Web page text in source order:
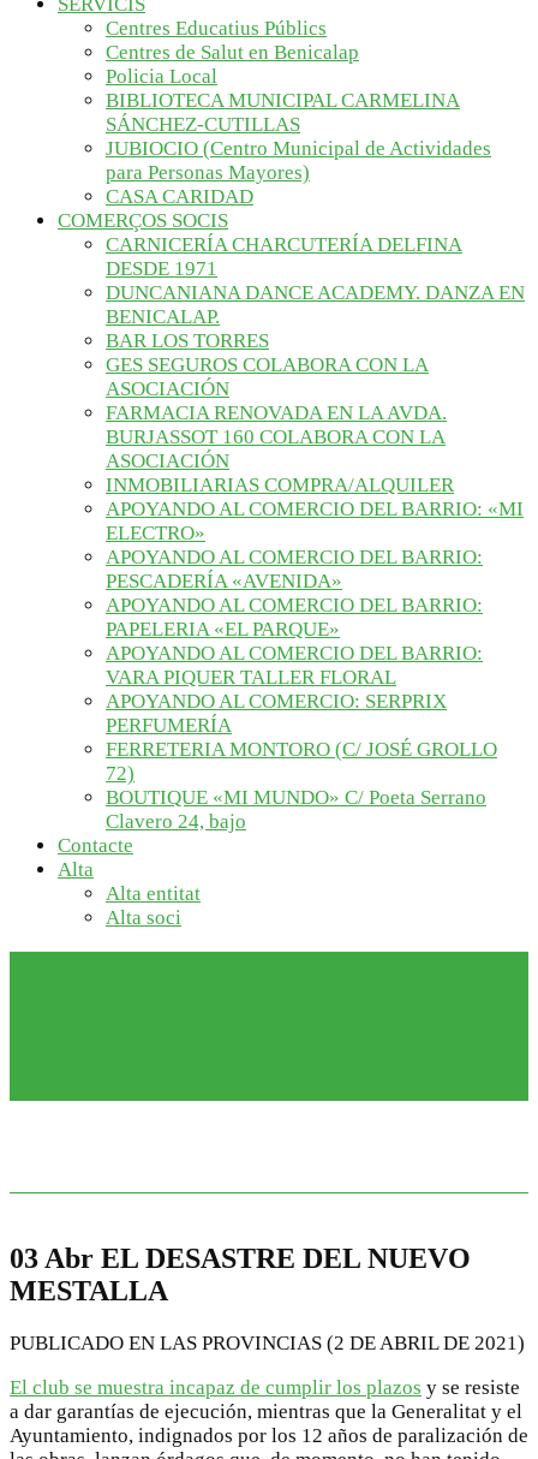
Centres Educatius Públics
Centres de Salut en Benicalap
Policia Local
BIBLIOTECA MUNICIPAL CARMELINA
SÁNCHEZ-CUTILLAS
JUBIOCIO (Centro Municipal de Actividades
para Personas Mayores)
CASA CARIDAD
COMERÇOS SOCIS
CARNICERÍA CHARCUTERÍA DELFINA
DESDE 1971
DUNCANIANA DANCE ACADEMY. DANZA EN
BENICALAP.
BAR LOS TORRES
GES SEGUROS COLABORA CON LA
ASOCIACIÓN
FARMACIA RENOVADA EN LA AVDA.
BURJASSOT 160 COLABORA CON LA
ASOCIACIÓN
INMOBILIARIAS COMPRA/ALQUILER
APOYANDO AL COMERCIO DEL BARRIO: «MI
ELECTRO»
APOYANDO AL COMERCIO DEL BARRIO:
PESCADERÍA «AVENIDA»
APOYANDO AL COMERCIO DEL BARRIO:
PAPELERIA «EL PARQUE»
APOYANDO AL COMERCIO DEL BARRIO:
VARA PIQUER TALLER FLORAL
APOYANDO AL COMERCIO: SERPRIX
PERFUMERÍA
FERRETERIA MONTORO (C/ JOSÉ GROLLO
72)
BOUTIQUE «MI MUNDO» C/ Poeta Serrano
Clavero 24, bajo
Contacte
Alta
Alta entitat
Alta soci
03 Abr EL DESASTRE DEL NUEVO
MESTALLA
PUBLICADO EN LAS PROVINCIAS (2 DE ABRIL DE 2021)
El club se muestra incapaz de cumplir los plazos y se resiste
a dar garantías de ejecución, mientras que la Generalitat y el
Ayuntamiento, indignados por los 12 años de paralización de